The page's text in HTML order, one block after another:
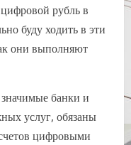
рубль в
буду ходить в эти
они выполняют
банки и
услуг, обязаны
цифровыми